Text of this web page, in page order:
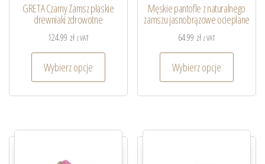
GRETA Czarny Zamsz płaskie
drewniaki zdrowotne
124.99 zł z VAT
Wybierz opcje
Męskie pantofle z naturalnego
zamszu jasnobrązowe ocieplane
64.99 zł z VAT
Wybierz opcje